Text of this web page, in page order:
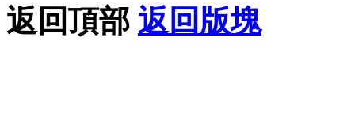
返回頂部 返回版塊